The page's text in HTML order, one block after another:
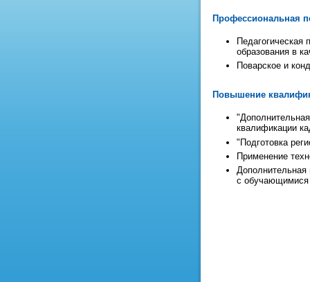
Профессиональная
Педагогическая
образования в
Поварское и
Повышение
квалификации
"Подготовка
Применение
с обучающимися